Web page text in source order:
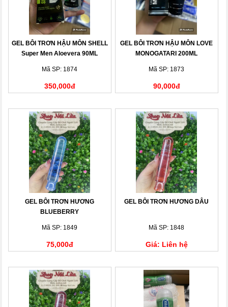
GEL BÔI TRƠN HẬU MÔN SHELL
Super Men Aloevera 90ML
Mã SP: 1874
350,000đ
GEL BÔI TRƠN HẬU MÔN LOVE
MONOGATARI 200ML
Mã SP: 1873
90,000đ
GEL BÔI TRƠN HƯƠNG
BLUEBERRY
Mã SP: 1849
75,000đ
GEL BÔI TRƠN HƯƠNG DÂU
Mã SP: 1848
Giá: Liên hệ